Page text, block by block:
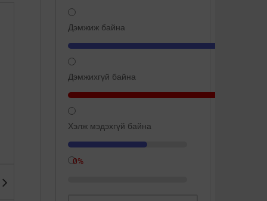
Сүүнд ширхэг ёотон хийж
хөөрүүлбэл түлэгдэхгүй ба
Дэмжиж байна
Дэмжихгүй байна
Хэлж мэдэхгүй байна
0%